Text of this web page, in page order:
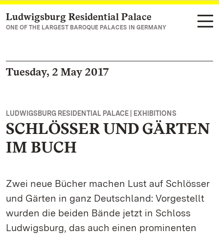
Navigate to main page
Ludwigsburg Residential Palace
ONE OF THE LARGEST BAROQUE PALACES IN GERMANY
Tuesday, 2 May 2017
LUDWIGSBURG RESIDENTIAL PALACE | EXHIBITIONS
SCHLÖSSER UND GÄRTEN
IM BUCH
Zwei neue Bücher machen Lust auf Schlösser
und Gärten in ganz Deutschland: Vorgestellt
wurden die beiden Bände jetzt in Schloss
Ludwigsburg, das auch einen prominenten